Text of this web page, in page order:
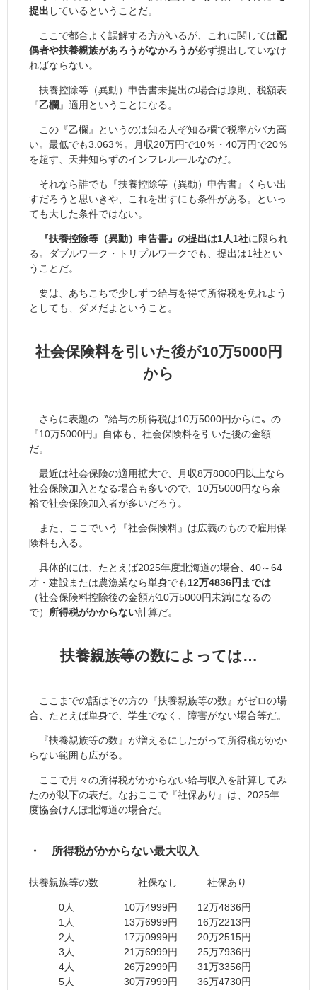
提出 しているということだ。
ここで都合よく誤解する方がいるが、これに関しては配
偶者や扶養親族があろうがなかろうが必ず提出していなけ
ればならない。
扶養控除等（異動）申告書未提出の場合は原則、税額表
『乙欄』適用ということになる。
この『乙欄』というのは知る人ぞ知る欄で税率がバカ高
い。最低でも3.063％。月収20万円で10％・40万円で20％
を超す、天井知らずのインフレルールなのだ。
それなら誰でも『扶養控除等（異動）申告書』くらい出
すだろうと思いきや、これを出すにも条件がある。といっ
ても大した条件ではない。
『扶養控除等（異動）申告書』の提出は1人1社に限られ
る。ダブルワーク・トリプルワークでも、提出は1社とい
うことだ。
要は、あちこちで少しずつ給与を得て所得税を免れよう
としても、ダメだよということ。
社会保険料を引いた後が10万5000円
から
さらに表題の〝給与の所得税は10万5000円からに〟の
『10万5000円』自体も、社会保険料を引いた後の金額
だ。
最近は社会保険の適用拡大で、月収8万8000円以上なら
社会保険加入となる場合も多いので、10万5000円なら余
裕で社会保険加入者が多いだろう。
また、ここでいう『社会保険料』は広義のもので雇用保
険料も入る。
具体的には、たとえば2025年度北海道の場合、40～64
才・建設または農漁業なら単身でも12万4836円までは
（社会保険料控除後の金額が10万5000円未満になるの
で） 所得税がかからない計算だ。
扶養親族等の数によっては…
ここまでの話はその方の『扶養親族等の数』がゼロの場
合、たとえば単身で、学生でなく、障害がない場合等だ。
『扶養親族等の数』が増えるにしたがって所得税がかか
らない範囲も広がる。
ここで月々の所得税がかからない給与収入を計算してみ
たのが以下の表だ。なおここで『社保あり』は、2025年
度協会けんぽ北海道の場合だ。
・ 所得税がかからない最大収入
扶養親族等の数 社保なし 社保あり
0人 10万4999円 12万4836円
1人 13万6999円 16万2213円
2人 17万0999円 20万2515円
3人 21万6999円 25万7936円
4人 26万2999円 31万3356円
5人 30万7999円 36万4730円